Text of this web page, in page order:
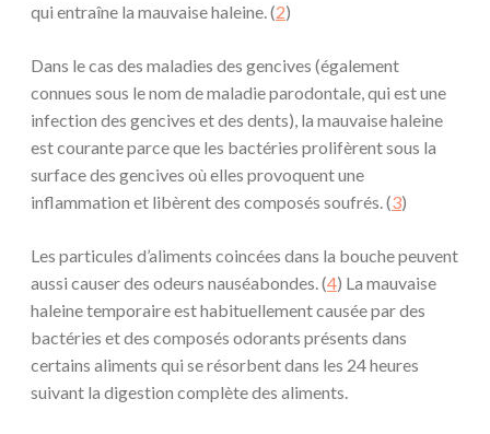
qui entraîne la mauvaise haleine. (2)
Dans le cas des maladies des gencives (également
connues sous le nom de maladie parodontale, qui est une
infection des gencives et des dents), la mauvaise haleine
est courante parce que les bactéries prolifèrent sous la
surface des gencives où elles provoquent une
inflammation et libèrent des composés soufrés. (3)
Les particules d’aliments coincées dans la bouche peuvent
aussi causer des odeurs nauséabondes. (4) La mauvaise
haleine temporaire est habituellement causée par des
bactéries et des composés odorants présents dans
certains aliments qui se résorbent dans les 24 heures
suivant la digestion complète des aliments.